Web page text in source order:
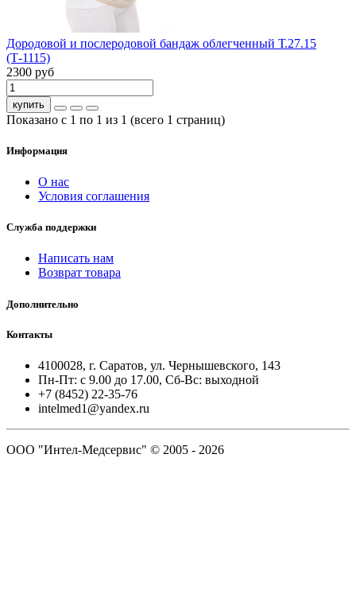
Дородовой и послеродовой бандаж облегченный Т.27.15
(Т-1115)
2300 руб
купить
Показано с 1 по 1 из 1 (всего 1 страниц)
Информация
О нас
Условия соглашения
Служба поддержки
Написать нам
Возврат товара
Дополнительно
Контакты
4100028, г. Саратов, ул. Чернышевского, 143
Пн-Пт: с 9.00 до 17.00, Сб-Вс: выходной
+7 (8452) 22-35-76
intelmed1@yandex.ru
ООО "Интел-Медсервис" © 2005 - 2026